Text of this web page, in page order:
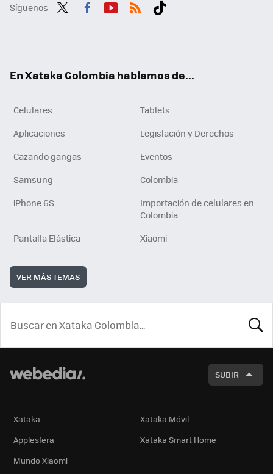
Síguenos
En Xataka Colombia hablamos de...
Celulares
Tablets
Aplicaciones
Legislación y Derechos
Cazando gangas
Eventos
Samsung
Colombia
iPhone 6S
Importación de celulares en
Colombia
Pantalla Elástica
Xiaomi
VER MÁS TEMAS
SUBIR
Xataka
Xataka Móvil
Applesfera
Xataka Smart Home
Mundo Xiaomi